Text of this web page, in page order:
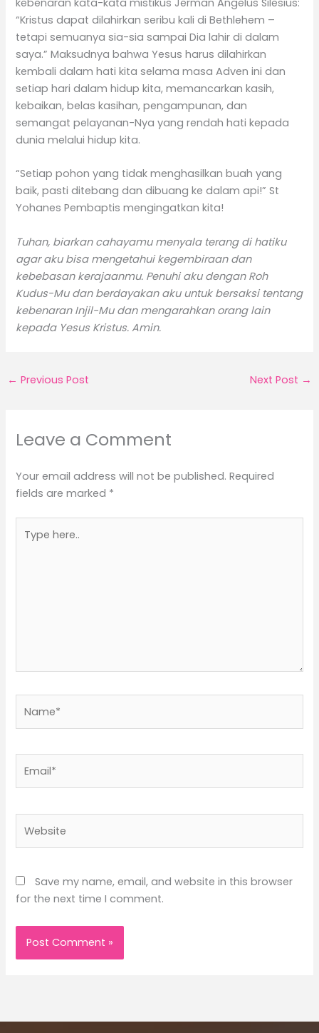
kebenaran kata-kata mistikus Jerman Angelus Silesius:
“Kristus dapat dilahirkan seribu kali di Bethlehem –
tetapi semuanya sia-sia sampai Dia lahir di dalam
saya.” Maksudnya bahwa Yesus harus dilahirkan
kembali dalam hati kita selama masa Adven ini dan
setiap hari dalam hidup kita, memancarkan kasih,
kebaikan, belas kasihan, pengampunan, dan
semangat pelayanan-Nya yang rendah hati kepada
dunia melalui hidup kita.
“Setiap pohon yang tidak menghasilkan buah yang
baik, pasti ditebang dan dibuang ke dalam api!” St
Yohanes Pembaptis mengingatkan kita!
Tuhan, biarkan cahayamu menyala terang di hatiku
agar aku bisa mengetahui kegembiraan dan
kebebasan kerajaanmu. Penuhi aku dengan Roh
Kudus-Mu dan berdayakan aku untuk bersaksi tentang
kebenaran Injil-Mu dan mengarahkan orang lain
kepada Yesus Kristus. Amin.
← Previous Post Next Post →
Leave a Comment
Your email address will not be published. Required
fields are marked *
here..
Save my name, email, and website in this browser
for the next time I comment.